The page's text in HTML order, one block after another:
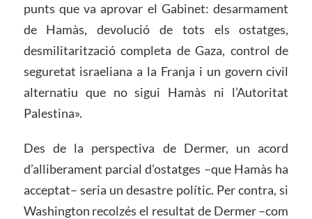
punts que va aprovar el Gabinet: desarmament
de Hamàs, devolució de tots els ostatges,
desmilitarització completa de Gaza, control de
seguretat israeliana a la Franja i un govern civil
alternatiu que no sigui Hamàs ni l’Autoritat
Palestina».
Des de la perspectiva de Dermer, un acord
d’alliberament parcial d’ostatges –que Hamàs ha
acceptat– seria un desastre polític. Per contra, si
Washington recolzés el resultat de Dermer –com